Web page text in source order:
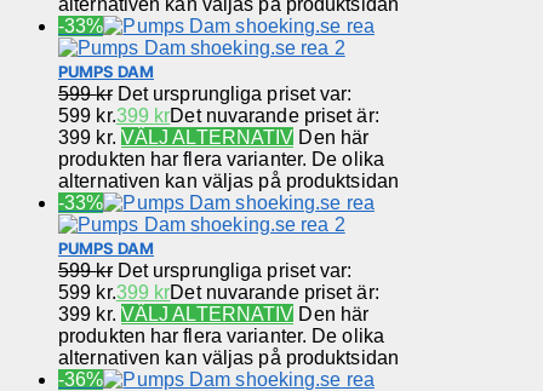
-33%
PUMPS DAM
599kr Det ursprungliga priset var:
599 kr.399 krDet nuvarande priset är:
399 kr. VÄLJ ALTERNATIV Den här
produkten har flera varianter. De olika
alternativen kan väljas på produktsidan
-33%
PUMPS DAM
599kr Det ursprungliga priset var:
599 kr.399 krDet nuvarande priset är:
399 kr. VÄLJ ALTERNATIV Den här
produkten har flera varianter. De olika
alternativen kan väljas på produktsidan
-36%